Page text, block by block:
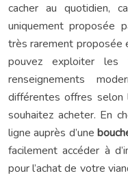
cacher au quotidien,
uniquement proposée
très rarement proposée
pouvez exploiter les
renseignements
différentes offres selon
souhaitez acheter. En
ligne auprès d’une
facilement accéder à
pour l’achat de votre